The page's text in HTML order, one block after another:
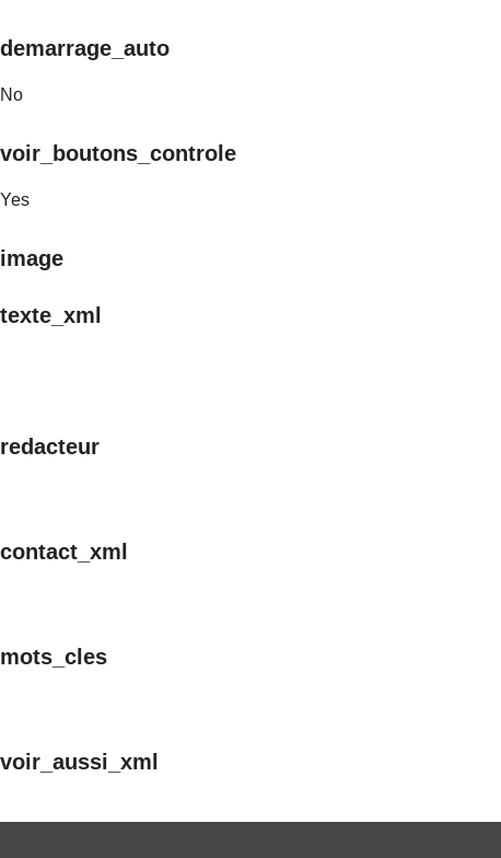
demarrage_auto
No
voir_boutons_controle
Yes
image
texte_xml
redacteur
contact_xml
mots_cles
voir_aussi_xml